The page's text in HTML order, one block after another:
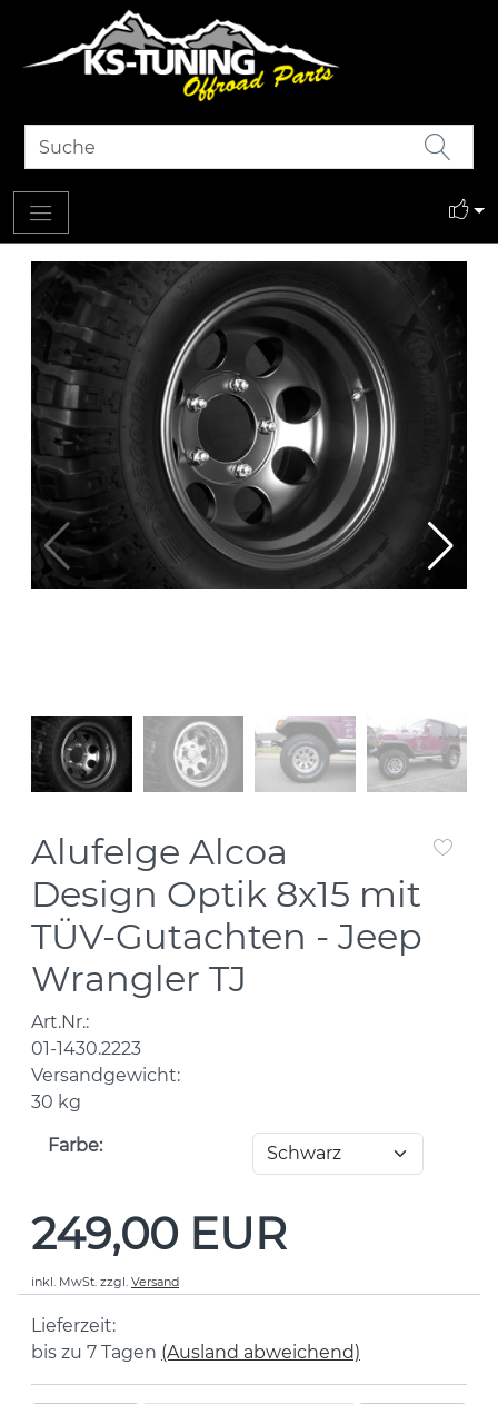
Alufelge Alcoa
Design Optik 8x15 mit
TÜV-Gutachten - Jeep
Wrangler TJ
Art.Nr.:
01-1430.2223
Versandgewicht:
30 kg
Farbe:
249,00 EUR
inkl. MwSt. zzgl. Versand
Lieferzeit:
bis zu 7 Tagen (Ausland abweichend)